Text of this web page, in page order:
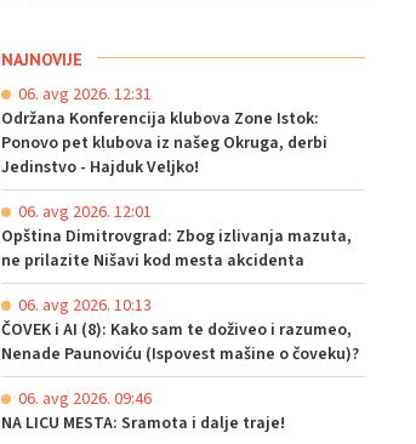
NAJNOVIJE
06. avg 2026. 12:31
Održana Konferencija klubova Zone Istok:
Ponovo pet klubova iz našeg Okruga, derbi
Jedinstvo - Hajduk Veljko!
06. avg 2026. 12:01
Opština Dimitrovgrad: Zbog izlivanja mazuta,
ne prilazite Nišavi kod mesta akcidenta
06. avg 2026. 10:13
ČOVEK i AI (8): Kako sam te doživeo i razumeo,
Nenade Paunoviću (Ispovest mašine o čoveku)?
06. avg 2026. 09:46
NA LICU MESTA: Sramota i dalje traje!